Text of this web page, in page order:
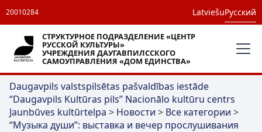
20010284 LatviešuРусский
СТРУКТУРНОЕ ПОДРАЗДЕЛЕНИЕ «ЦЕНТР
РУССКОЙ КУЛЬТУРЫ»
УЧРЕЖДЕНИЯ ДАУГАВПИЛССКОГО
САМОУПРАВЛЕНИЯ «ДОМ ЕДИНСТВА»
Daugavpils valstspilsētas pašvaldības iestāde
“Daugavpils Kultūras pils” Nacionālo kultūru centrs
Jaunbūves kultūrtelpa > Новости > Все категории >
“Музыка души”: выставка и вечер прослушивания